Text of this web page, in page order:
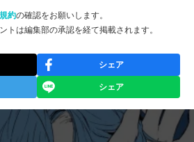
約の確認をお願いします。
トは編集部の承認を経て掲載されます。
シェア
シェア